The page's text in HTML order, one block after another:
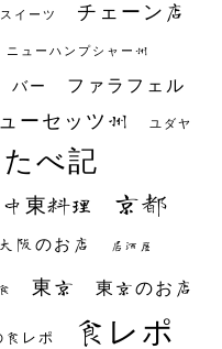
スイーツ チェーン店
ニューハンプシャー州
バー ファラフェル
ーセッツ州 ユダヤ
べ記
中東料理 京都
大阪のお店 居酒屋
東京 東京のお店
食レポ 食レポ